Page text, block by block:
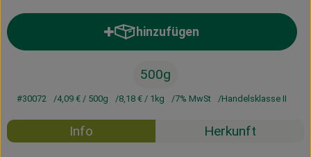
Neues vom Hof
hinzufügen
Produkt zum Warenkorb
500g
#30072 4,09 €/ 500g 8,18 €/ 1kg 7% MwSt Handelsklasse II
Info Herkunft